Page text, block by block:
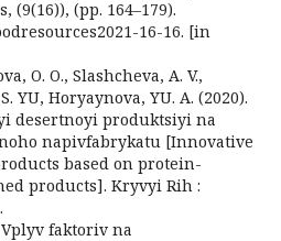
(9(16)), (pp. 164–179).
16-16. [in
O. O., Slashcheva, A. V.,
YU, Horyaynova, YU. A. (2020).
desertnoyi produktsiyi na
napivfabrykatu [Innovative
based on protein-
products]. Kryvyi Rih :
Vplyv faktoriv na